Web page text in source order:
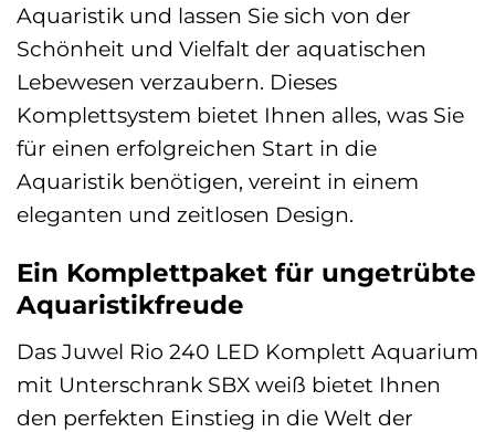
Aquaristik und lassen Sie sich von der
Schönheit und Vielfalt der aquatischen
Lebewesen verzaubern. Dieses
Komplettsystem bietet Ihnen alles, was Sie
für einen erfolgreichen Start in die
Aquaristik benötigen, vereint in einem
eleganten und zeitlosen Design.
Ein Komplettpaket für ungetrübte
Aquaristikfreude
Das Juwel Rio 240 LED Komplett Aquarium
mit Unterschrank SBX weiß bietet Ihnen
den perfekten Einstieg in die Welt der